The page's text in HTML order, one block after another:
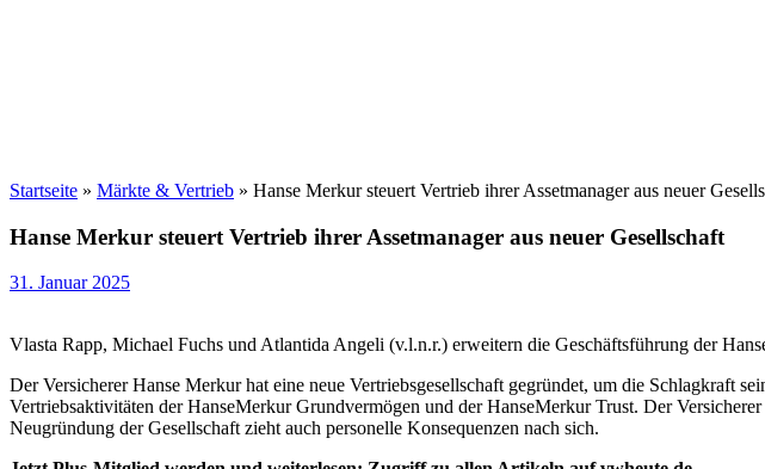
Startseite » Märkte & Vertrieb » Hanse Merkur steuert Vertrieb ihrer Assetmanager aus neuer
Hanse Merkur steuert Vertrieb ihrer Assetmanager aus neuer Gesellschaft
31. Januar 2025
Vlasta Rapp, Michael Fuchs und Atlantida Angeli (v.l.n.r.) erweitern die Geschäftsführung der
Der Versicherer Hanse Merkur hat eine neue Vertriebsgesellschaft gegründet, um die Schlagkraft
Vertriebsaktivitäten der HanseMerkur Grundvermögen und der HanseMerkur Trust. Der
Neugründung der Gesellschaft zieht auch personelle Konsequenzen nach sich.